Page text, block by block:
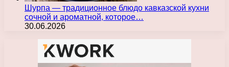
Шурпа — традиционное блюдо кавказской кухни
сочной и ароматной, которое…
30.06.2026